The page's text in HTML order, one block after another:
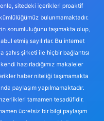
sitedeki içerikleri proaktif
bulunmamaktadır.
sorumluluğunu taşımakta olup,
etmiş sayılırlar. Bu internet
şirketi ile hiçbir bağlantısı
hazırladığımız makaleler
haber niteliği taşımamakta
paylaşım yapılmamaktadır.
tamamen tesadüfidir.
ücretsiz bir bilgi paylaşım